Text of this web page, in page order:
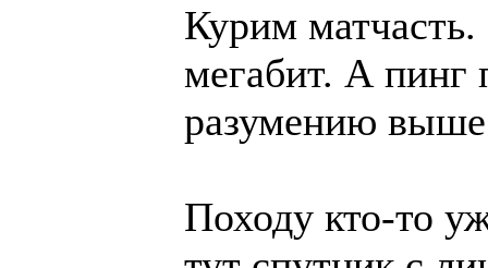
Курим
мегабит. А
разумению выше
Походу кто-то